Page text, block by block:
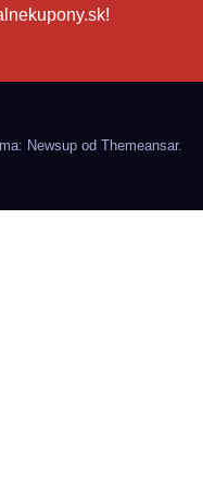
Newsup od Themeansar.